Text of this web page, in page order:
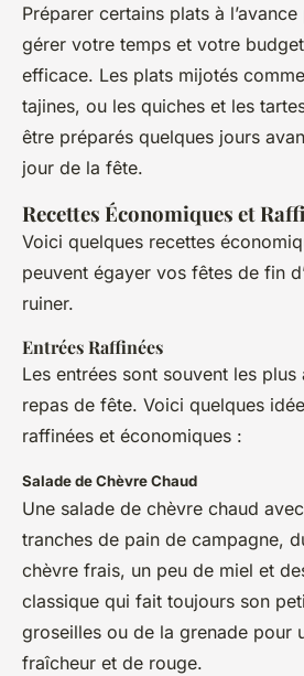
Préparer certains plats à
gérer votre temps et votre
efficace. Les plats mijotés
tajines, ou les quiches et les
être préparés quelques jours
jour de la fête.
Recettes Économiques et
Voici quelques recettes
peuvent égayer vos fêtes de fin
ruiner.
Entrées Raffinées
Les entrées sont souvent les plus
repas de fête. Voici quelques
raffinées et économiques :
Salade de Chèvre Chaud
Une salade de chèvre chaud
tranches de pain de campagne,
chèvre frais, un peu de miel et
classique qui fait toujours son
groseilles ou de la grenade pour
fraîcheur et de rouge.